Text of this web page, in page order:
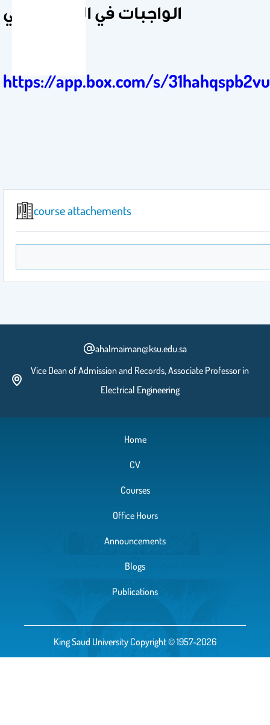
الواجبات في الرابط التالي
https://app.box.com/s/
course attachements
ahalmaiman@ksu.edu.sa
Vice Dean of Admission and Records, Associate Professor in
Electrical Engineering
Home
CV
Courses
Office Hours
Announcements
Blogs
Publications
King Saud University Copyright © 1957-2026